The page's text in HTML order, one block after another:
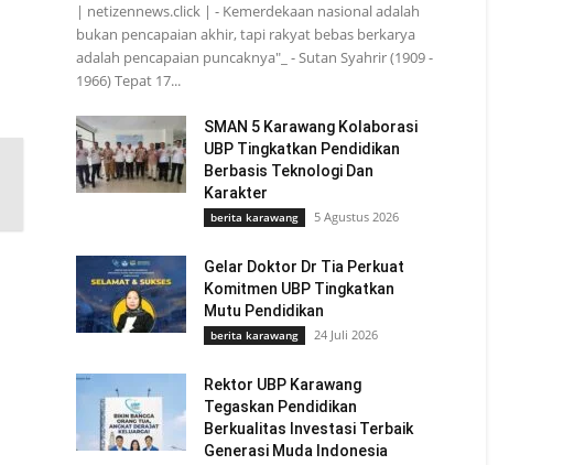
| netizennews.click | - Kemerdekaan nasional adalah
bukan pencapaian akhir, tapi rakyat bebas berkarya
adalah pencapaian puncaknya"_ - Sutan Syahrir (1909 -
1966) Tepat 17...
SMAN 5 Karawang Kolaborasi
UBP Tingkatkan Pendidikan
Berbasis Teknologi Dan
Karakter
berita karawang 5 Agustus 2026
Gelar Doktor Dr Tia Perkuat
Komitmen UBP Tingkatkan
Mutu Pendidikan
berita karawang 24 Juli 2026
Rektor UBP Karawang
Tegaskan Pendidikan
Berkualitas Investasi Terbaik
Generasi Muda Indonesia